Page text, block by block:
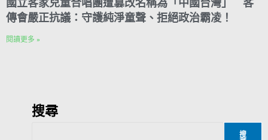
傳會嚴正抗議：守護純淨童聲、拒絕政治霸凌！
閱讀更多 »
搜尋
搜